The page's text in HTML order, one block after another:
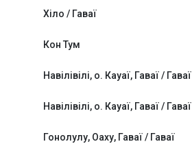
Хіло / Гаваї
Кон Тум
Навілівілі, о. Кауаї, Гаваї / Гаваї
Навілівілі, о. Кауаї, Гаваї / Гаваї
Гонолулу, Оаху, Гаваї / Гаваї